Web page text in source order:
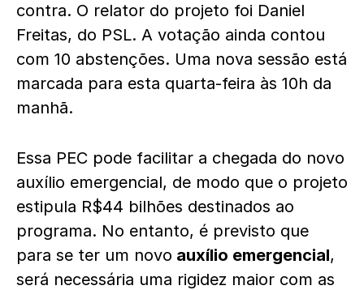
contra. O relator do projeto foi Daniel
Freitas, do PSL. A votação ainda contou
com 10 abstenções. Uma nova sessão está
marcada para esta quarta-feira às 10h da
manhã.
Essa PEC pode facilitar a chegada do novo
auxílio emergencial, de modo que o projeto
estipula R$44 bilhões destinados ao
programa. No entanto, é previsto que
para se ter um novo auxílio emergencial,
será necessária uma rigidez maior com as